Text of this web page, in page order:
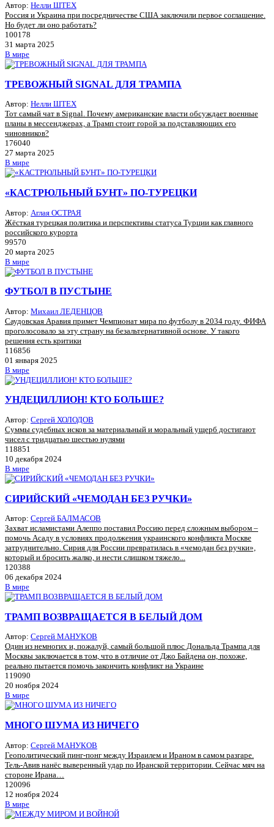
Автор: Нелли ШТЕХ
Россия и Украина при посредничестве США заключили первое соглашение.
Но будет ли оно работать?
100178
31 марта 2025
В мире
ТРЕВОЖНЫЙ SIGNAL ДЛЯ ТРАМПА
Автор: Нелли ШТЕХ
Тот самый чат в Signal. Почему американские власти обсуждает военные
планы в мессенджерах, а Трамп стоит горой за подставляющих его
чиновников?
176040
27 марта 2025
В мире
«КАСТРЮЛЬНЫЙ БУНТ» ПО-ТУРЕЦКИ
Автор: Аглая ОСТРАЯ
Жёсткая турецкая политика и перспективы статуса Турции как главного
российского курорта
99570
20 марта 2025
В мире
ФУТБОЛ В ПУСТЫНЕ
Автор: Михаил ЛЕДЕНЦОВ
Саудовская Аравия примет Чемпионат мира по футболу в 2034 году. ФИФА
проголосовало за эту страну на безальтернативной основе. У такого
решения есть критики
116856
01 января 2025
В мире
УНДЕЦИЛЛИОН! КТО БОЛЬШЕ?
Автор: Сергей ХОЛОДОВ
Суммы судебных исков за материальный и моральный ущерб достигают
чисел с тридцатью шестью нулями
118851
10 декабря 2024
В мире
СИРИЙСКИЙ «ЧЕМОДАН БЕЗ РУЧКИ»
Автор: Сергей БАЛМАСОВ
Захват исламистами Алеппо поставил Россию перед сложным выбором –
помочь Асаду в условиях продолжения украинского конфликта Москве
затруднительно. Сирия для России превратилась в «чемодан без ручки»,
который и бросить жалко, и нести слишком тяжело...
120388
06 декабря 2024
В мире
ТРАМП ВОЗВРАЩАЕТСЯ В БЕЛЫЙ ДОМ
Автор: Сергей МАНУКОВ
Один из немногих и, пожалуй, самый большой плюс Дональда Трампа для
Москвы заключается в том, что в отличие от Джо Байдена он, похоже,
реально пытается помочь закончить конфликт на Украине
119090
20 ноября 2024
В мире
МНОГО ШУМА ИЗ НИЧЕГО
Автор: Сергей МАНУКОВ
Геополитический пинг-понг между Израилем и Ираном в самом разгаре.
Тель-Авив нанёс выверенный удар по Иранской территории. Сейчас мяч на
стороне Ирана…
120096
12 ноября 2024
В мире